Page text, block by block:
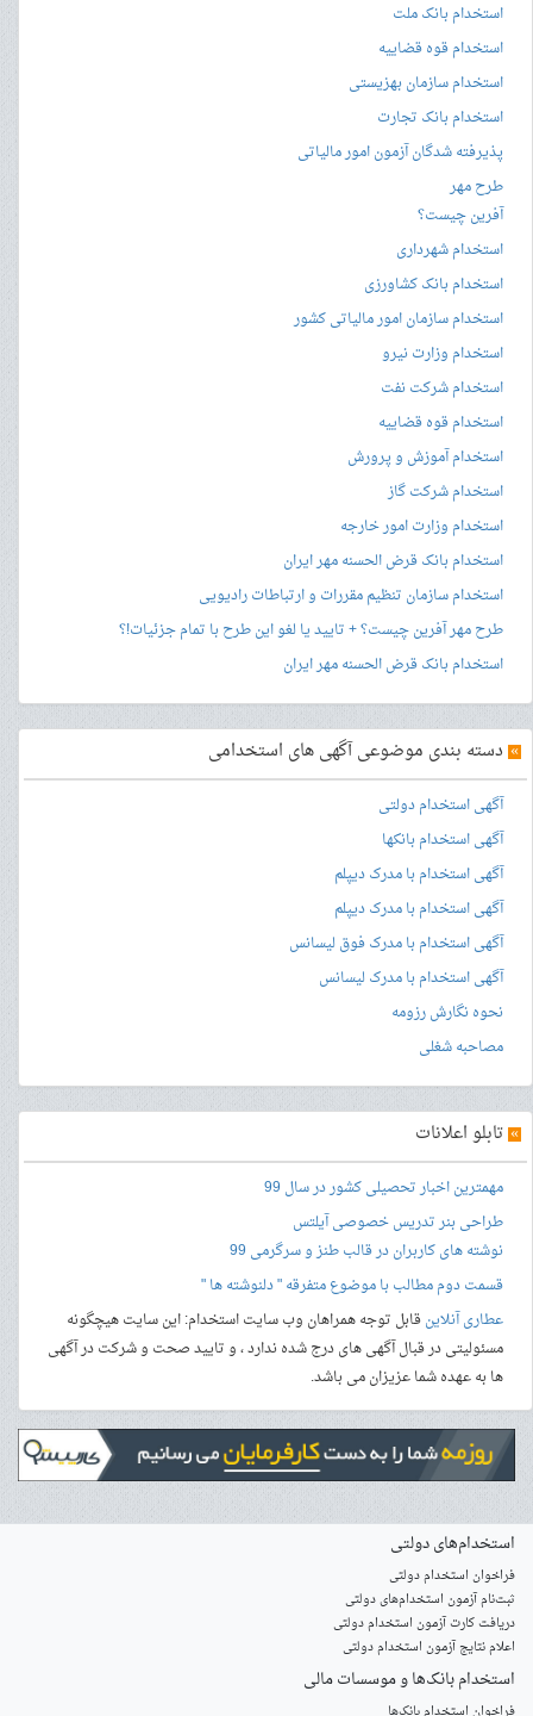
استخدام بانک ملت
استخدام قوه قضاییه
استخدام سازمان بهزیستی
استخدام بانک تجارت
پذیرفته شدگان آزمون امور مالیاتی
طرح مهر
آفرین چیست؟
استخدام شهرداری
استخدام بانک کشاورزی
استخدام سازمان امور مالیاتی کشور
استخدام وزارت نیرو
استخدام شرکت نفت
استخدام قوه قضاییه
استخدام آموزش و پرورش
استخدام شرکت گاز
استخدام وزارت امور خارجه
استخدام بانک قرض الحسنه مهر ایران
استخدام سازمان تنظیم مقررات و ارتباطات رادیویی
طرح مهر آفرین چیست؟ + تایید یا لغو این طرح با تمام جزئیات!؟
استخدام بانک قرض الحسنه مهر ایران
» دسته بندی موضوعی آگهی های استخدامی
آگهی استخدام دولتی
آگهی استخدام بانکها
آگهی استخدام با مدرک دیپلم
آگهی استخدام با مدرک دیپلم
آگهی استخدام با مدرک فوق لیسانس
آگهی استخدام با مدرک لیسانس
نحوه نگارش رزومه
مصاحبه شغلی
» تابلو اعلانات
مهمترین اخبار تحصیلی کشور در سال 99
طراحی بنرتدریس خصوصی آیلتس
نوشته های کاربران در قالب طنز و سرگرمی 99
قسمت دوم مطالب با موضوع متفرقه " دلنوشته ها "
عطاری آنلاینقابل توجه همراهان وب سایت استخدام: این سایت هیچگونه
مسئولیتی در قبال آگهی های درج شده ندارد ، و تایید صحت و شرکت در آگهی
ها به عهده شما عزیزان می باشد.
استخدام‌های دولتی
فراخوان استخدام دولتی
ثبت‌نام آزمون‌ استخدام‌های دولتی
دریافت کارت آزمون استخدام دولتی
اعلام نتایج آزمون استخدام دولتی
استخدام‌ بانک‌ها و موسسات مالی